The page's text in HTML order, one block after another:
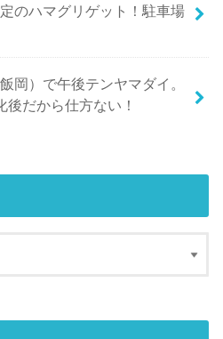
のハマグリゲット！駐車場
岡）で午後テンヤマダイ。
だから仕方ない！